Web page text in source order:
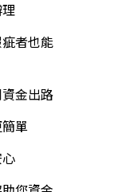
者也能
金出路
單